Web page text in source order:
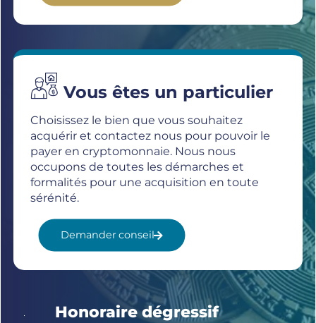
Vous êtes un particulier
Choisissez le bien que vous souhaitez
acquérir et contactez nous pour pouvoir le
payer en cryptomonnaie. Nous nous
occupons de toutes les démarches et
formalités pour une acquisition en toute
sérénité.
Demander conseil
Honoraire dégressif